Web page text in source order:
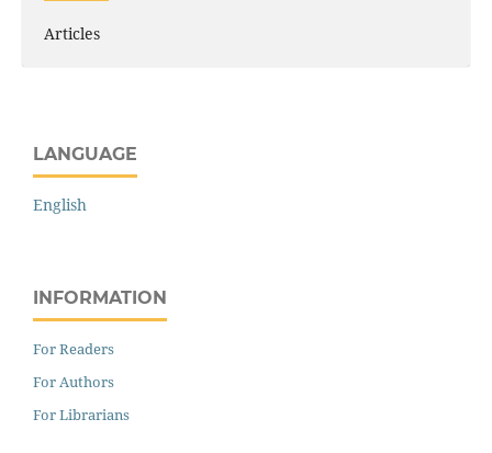
Articles
LANGUAGE
English
INFORMATION
For Readers
For Authors
For Librarians